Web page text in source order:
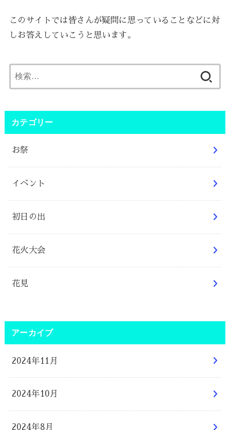
このサイトでは皆さんが疑問に思っていることなどに対
しお答えしていこうと思います。
索:
カテゴリー
お祭
イベント
初日の出
花火大会
花見
アーカイブ
2024年11月
2024年10月
2024年8月